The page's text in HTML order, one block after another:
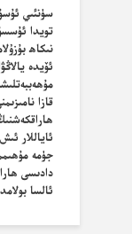
سۈنئىي
تويدا
نىكاھ
ئۆيدە
قازا
ئاياللار
جۈمە
دادىسى
ئالسا